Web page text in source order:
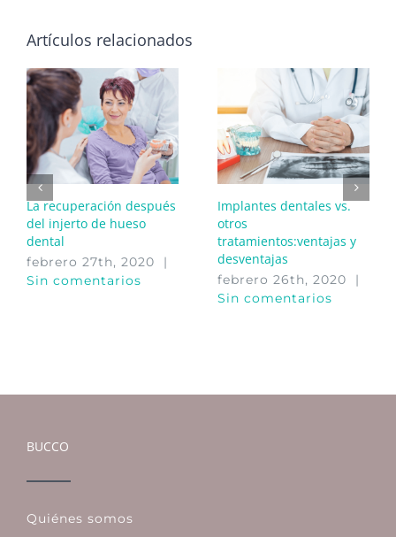
Artículos relacionados
La recuperación después
del injerto de hueso
dental
febrero 27th, 2020
|
Sin comentarios
Implantes dentales vs.
otros
tratamientos:ventajas y
desventajas
febrero 26th, 2020
|
Sin comentarios
BUCCO
Quiénes somos